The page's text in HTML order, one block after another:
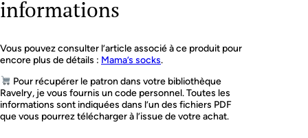
informations
Vous pouvez consulter l’article associé à ce produit pour
encore plus de détails : Mama’s socks.
Pour récupérer le patron dans votre bibliothèque
Ravelry, je vous fournis un code personnel. Toutes les
informations sont indiquées dans l’un des fichiers PDF
que vous pourrez télécharger à l’issue de votre achat.